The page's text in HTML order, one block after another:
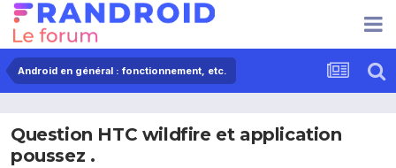
Android en général : fonctionnement, etc.
Question HTC wildfire et application
poussez .